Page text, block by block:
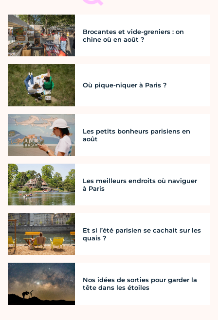
Brocantes et vide-greniers : on
chine où en août ?
Où pique-niquer à Paris ?
Les petits bonheurs parisiens en
août
Les meilleurs endroits où naviguer
à Paris
Et si l’été parisien se cachait sur les
quais ?
Nos idées de sorties pour garder la
tête dans les étoiles